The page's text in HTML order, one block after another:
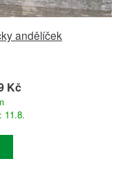
andělíček
Kč
11.8.